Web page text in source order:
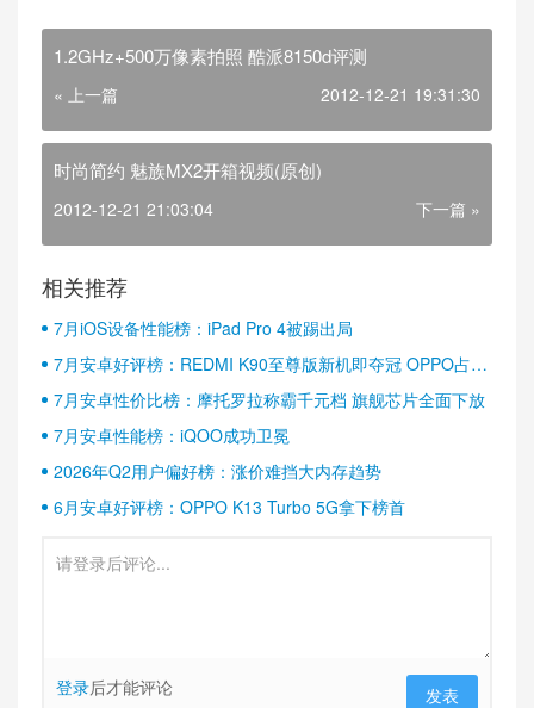
1.2GHz+500万像素拍照 酷派8150d评测
« 上一篇 2012-12-21 19:31:30
时尚简约 魅族MX2开箱视频(原创)
2012-12-21 21:03:04 下一篇 »
相关推荐
7月iOS设备性能榜：iPad Pro 4被踢出局
7月安卓好评榜：REDMI K90至尊版新机即夺冠 OPPO占据
半壁江山
7月安卓性价比榜：摩托罗拉称霸千元档 旗舰芯片全面下放
7月安卓性能榜：iQOO成功卫冕
2026年Q2用户偏好榜：涨价难挡大内存趋势
6月安卓好评榜：OPPO K13 Turbo 5G拿下榜首
登录后才能评论 发表